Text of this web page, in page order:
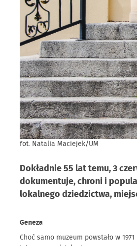
fot. Natalia Maciejek/UM
Dokładnie 55 lat temu, 3
dokumentuje, chroni i
lokalnego dziedzictwa,
Geneza
Choć samo muzeum powstało w